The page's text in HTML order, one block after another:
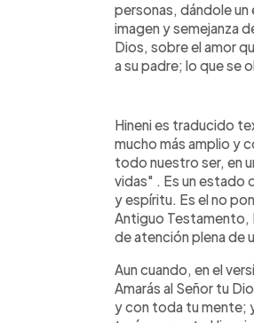
personas, dándole un
imagen y semejanza
Dios, sobre el amor
a su padre; lo que se
Hineni es traducido
mucho más amplio y
todo nuestro ser, en
vidas" . Es un estado
y espíritu. Es el no
Antiguo Testamento,
de atención plena de
Aun cuando, en el
Amarás al Señor tu
y con toda tu mente;